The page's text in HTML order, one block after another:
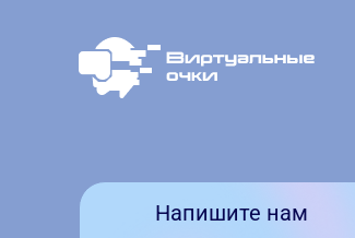
Напишите нам